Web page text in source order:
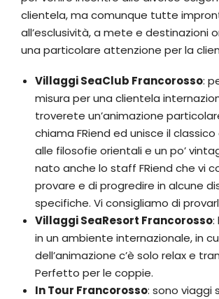
clientela, ma comunque tutte
all’esclusività, a mete e destinazioni
una particolare attenzione per la
Villaggi SeaClub Francorosso:
misura per una clientela
troverete un’animazione
chiama FRiend ed unisce il
alle filosofie orientali e un po’
nato anche lo staff FRiend che vi
provare e di progredire in alcune
specifiche. Vi consigliamo di
Villaggi SeaResort Francorosso:
in un ambiente internazionale, in
dell’animazione c’è solo relax e
Perfetto per le coppie.
In Tour Francorosso: sono viaggi